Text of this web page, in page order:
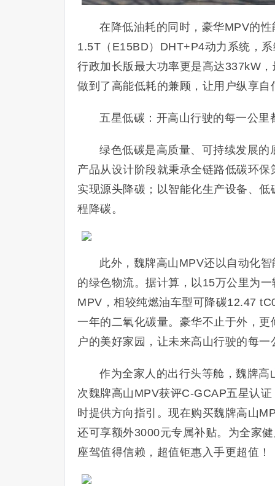
在降低油耗的同时，豪华MPV的
1.5T（E15BD）DHT+P4动力系统，
行政加长版最大功率更是高达337kW
做到了高能低耗的兼顾，让用户纵享自
五星低碳：开高山行驶的每一公里
绿色低碳是高质量、可持续发展
产品从设计阶段就秉承全链路低碳环
实现源头降碳；以智能化生产设备、
程降碳。
此外，魏牌高山MPV还以自动化
的绿色物流。据计算，以15万公里为
MPV，相较纯燃油车型可降碳12.47
一年的二氧化碳量。豪华不止于外，
户的美好家园，让未来高山行驶的每一
作为全家人的出行头等舱，魏牌
次魏牌高山MPV获评C-GCAP五星认
时提供方向指引。现在购买魏牌高山
还可享额外3000元专属补贴。为全家
座驾值得信赖，超值钜惠入手更超值！